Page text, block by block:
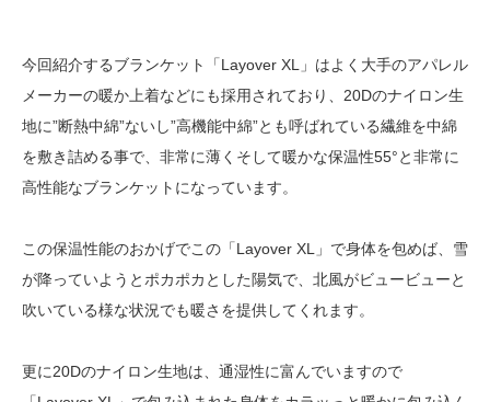
今回紹介するブランケット「Layover XL」はよく大手のアパレル
メーカーの暖か上着などにも採用されており、20Dのナイロン生
地に”断熱中綿”ないし”高機能中綿”とも呼ばれている繊維を中綿
を敷き詰める事で、非常に薄くそして暖かな保温性55°と非常に
高性能なブランケットになっています。
この保温性能のおかげでこの「Layover XL」で身体を包めば、雪
が降っていようとポカポカとした陽気で、北風がビュービューと
吹いている様な状況でも暖さを提供してくれます。
更に20Dのナイロン生地は、通湿性に富んでいますので